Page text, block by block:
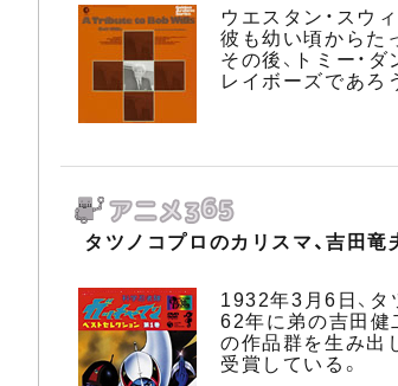
ウエスタン・スウ
彼も幼い頃からた
その後、トミー・
レイボーズであろ
タツノコプロのカリスマ、吉田竜
1932年3月6日、タ
62年に弟の吉田健
の作品群を生み出
受賞している。